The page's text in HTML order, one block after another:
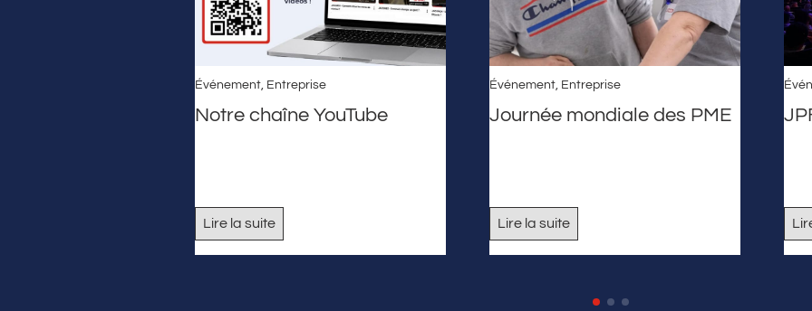
Événement, Entreprise
Notre chaîne YouTube
Lire la suite
Événement, Entreprise
Journée mondiale des PME
Lire la suite